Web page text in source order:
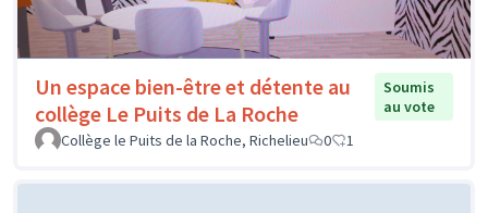
Un espace bien-être et détente au
collège Le Puits de La Roche
Soumis
au vote
Collège le Puits de la Roche, Richelieu
0 1